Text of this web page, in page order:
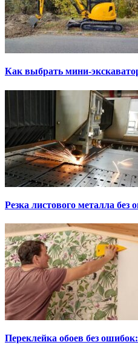
Как выбрать мини-
Резка листового металла
Переклейка обоев без